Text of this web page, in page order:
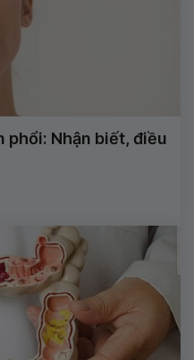
phổi: Nhận biết, điều